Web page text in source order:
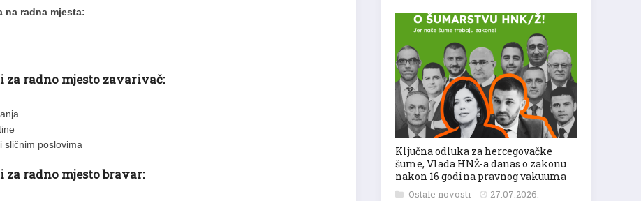
na radna mjesta:
radno mjesto zavarivač:
sličnim poslovima
radno mjesto bravar:
Ključna odluka za hercegovačke
šume, Vlada HNŽ-a danas o zakonu
nakon 16 godina pravnog vakuuma
Ostale novosti 27.07.2026.